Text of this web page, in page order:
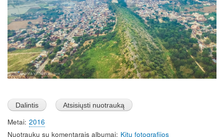
Metai 2016
Nuotraukų su komentarais albumai Kitų fotografijos